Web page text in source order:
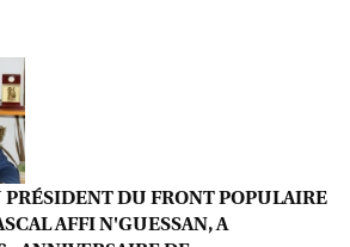
DU FRONT POPULAIRE
AFFI N'GUESSAN, A